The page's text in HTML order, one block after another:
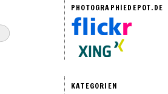
PHOTOGRAPHIEDEPOT.DE
KATEGORIEN